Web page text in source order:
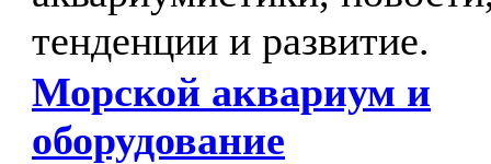
тенденции и развитие.
Морской аквариум и
оборудование